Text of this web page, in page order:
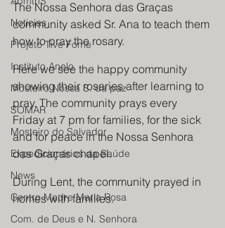
Noticias
Projeto Tive Fome
Instituto Anelo
Mosteiro Nossa S. da paz
SOMAR
Mosteiro do Salvador
Expedicionários da Saúde
News
Centro Madre Maria Rosa
Com. de Deus e N. Senhora
The Nossa Senhora das Graças
community asked Sr. Ana to teach them
how to pray the rosary.
Here we see the happy community
showing their rosaries after learning to
pray. The community prays every
Friday at 7 pm for families, for the sick
and for peace in the Nossa Senhora
das Graças chapel.
During Lent, the community prayed in
homes with families.